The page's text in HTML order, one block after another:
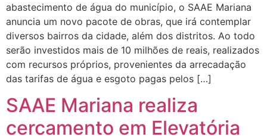
abastecimento de água do município, o SAAE Mariana
anuncia um novo pacote de obras, que irá contemplar
diversos bairros da cidade, além dos distritos. Ao todo
serão investidos mais de 10 milhões de reais, realizados
com recursos próprios, provenientes da arrecadação
das tarifas de água e esgoto pagas pelos […]
SAAE Mariana realiza
cercamento em Elevatória